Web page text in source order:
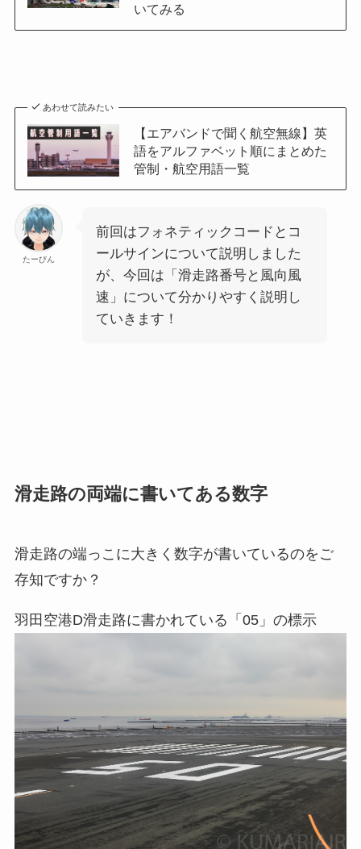
いてみる
あわせて読みたい
【エアバンドで聞く航空無線】英
語をアルファベット順にまとめた
管制・航空用語一覧
たーびん
前回はフォネティックコードとコ
ールサインについて説明しました
が、今回は「滑走路番号と風向風
速」について分かりやすく説明し
ていきます！
滑走路の両端に書いてある数字
滑走路の端っこに大きく数字が書いているのをご
存知ですか？
羽田空港D滑走路に書かれている「05」の標示